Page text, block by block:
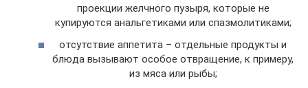
проекции желчного пузыря, которые не
купируются анальгетиками или спазмолитиками;
отсутствие аппетита – отдельные продукты и
блюда вызывают особое отвращение, к примеру,
из мяса или рыбы;